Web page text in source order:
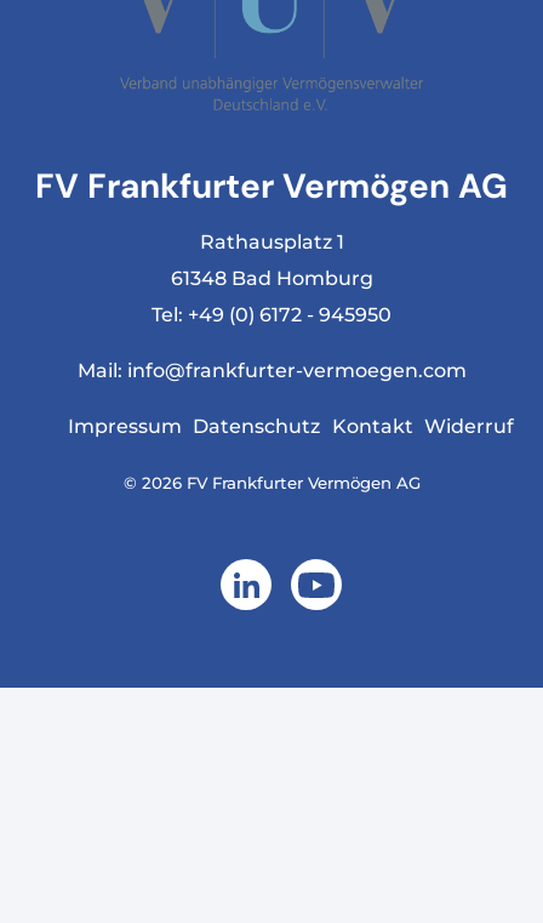
FV Frankfurter Vermögen AG
Rathausplatz 1
61348 Bad Homburg
Tel: +49 (0) 6172 - 945950
Mail: info@frankfurter-vermoegen.com
Impressum Datenschutz Kontakt Widerruf
© 2026 FV Frankfurter Vermögen AG